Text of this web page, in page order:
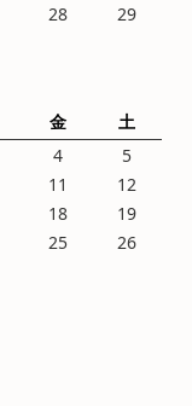
28
29
金
土
4
5
11
12
18
19
25
26